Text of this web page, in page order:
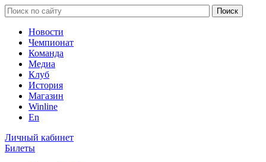
Новости
Чемпионат
Команда
Медиа
Клуб
История
Магазин
Winline
En
Личный кабинет
Билеты